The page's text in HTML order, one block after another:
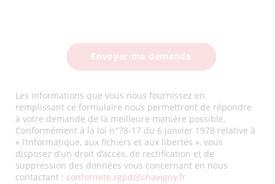
Les informations que vous nous fournissez en
remplissant ce formulaire nous permettront de répondre
à votre demande de la meilleure manière possible.
Conformément à la loi n°78-17 du 6 janvier 1978 relative à
« l’informatique, aux fichiers et aux libertés », vous
disposez d’un droit d’accès, de rectification et de
suppression des données vous concernant en nous
contactant : conformite.rgpd@chavigny.fr